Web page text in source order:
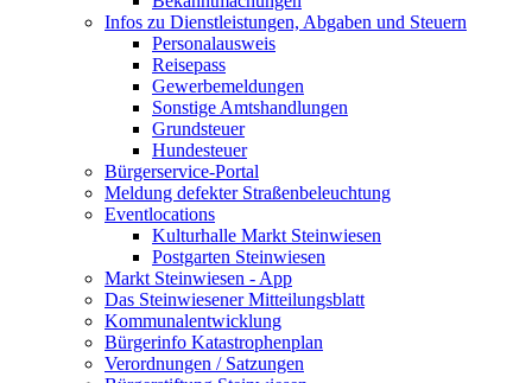
Infos zu Dienstleistungen, Abgaben und Steuern
Personalausweis
Reisepass
Gewerbemeldungen
Sonstige Amtshandlungen
Grundsteuer
Hundesteuer
Bürgerservice-Portal
Meldung defekter Straßenbeleuchtung
Eventlocations
Kulturhalle Markt Steinwiesen
Postgarten Steinwiesen
Markt Steinwiesen - App
Das Steinwiesener Mitteilungsblatt
Kommunalentwicklung
Bürgerinfo Katastrophenplan
Verordnungen / Satzungen